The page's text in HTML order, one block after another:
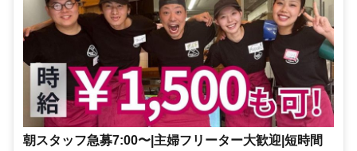
朝スタッフ急募7:00〜|主婦フリーター大歓迎|短時間